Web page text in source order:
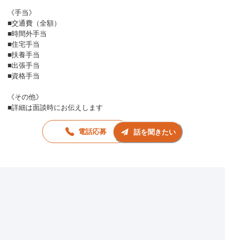
《手当》
■交通費（全額）
■時間外手当
■住宅手当
■扶養手当
■出張手当
■資格手当
《その他》
■詳細は面談時にお伝えします
電話応募 話を聞きたい